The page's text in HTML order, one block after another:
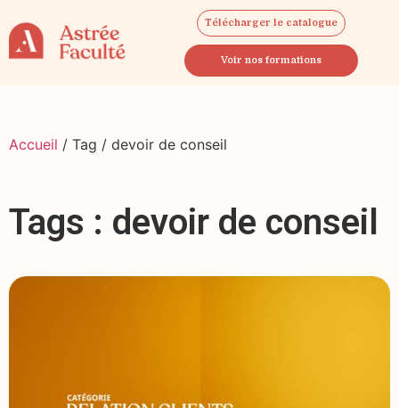
Télécharger le catalogue
Voir nos formations
Accueil / Tag / devoir de conseil
Tags : devoir de conseil